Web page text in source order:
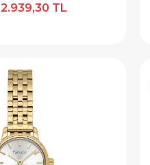
2.939,30 TL